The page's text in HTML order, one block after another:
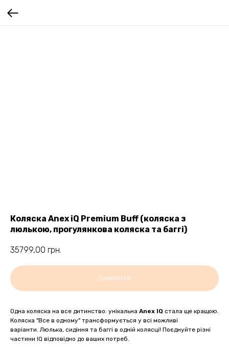
Коляска Anex iQ Premium Buff (коляска з
люлькою, прогулянкова коляска та баггі)
35799,00 грн.
Замовити
Одна коляска на все дитинство: унікальна Anex IQ стала ще кращою.
Коляска "Все в одному" трансформується у всі можливі
варіанти. Люлька, сидіння та баггі в одній колясці! Поєднуйте різні
частини IQ відповідно до ваших потреб.